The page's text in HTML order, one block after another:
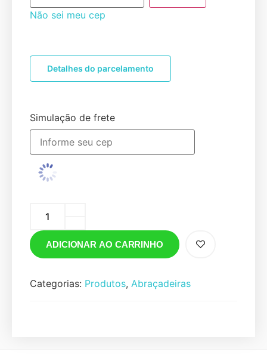
Não sei meu cep
Detalhes do parcelamento
Simulação de frete
ADICIONAR AO CARRINHO
Categorias: Produtos, Abraçadeiras